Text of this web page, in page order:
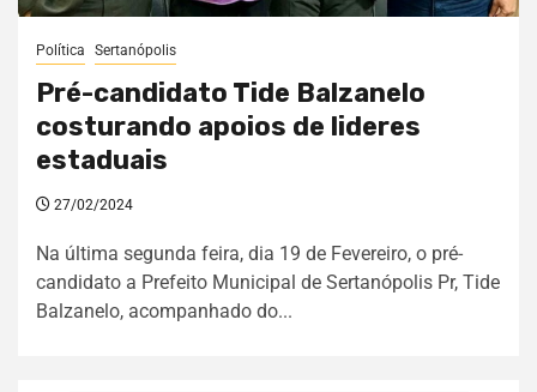
Política Sertanópolis
Pré-candidato Tide Balzanelo
costurando apoios de lideres
estaduais
27/02/2024
Na última segunda feira, dia 19 de Fevereiro, o pré-
candidato a Prefeito Municipal de Sertanópolis Pr, Tide
Balzanelo, acompanhado do...